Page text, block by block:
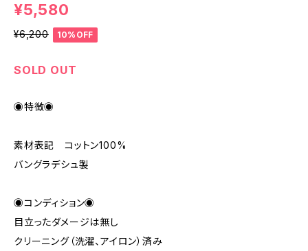
¥5,580
¥6,200 10%OFF
SOLD OUT
◉特徴◉
素材表記 コットン100%
バングラデシュ製
◉コンディション◉
目立ったダメージは無し
クリーニング（洗濯、アイロン）済み